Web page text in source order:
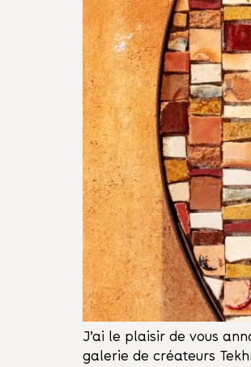
J’ai le plaisir de vous
galerie de créateurs